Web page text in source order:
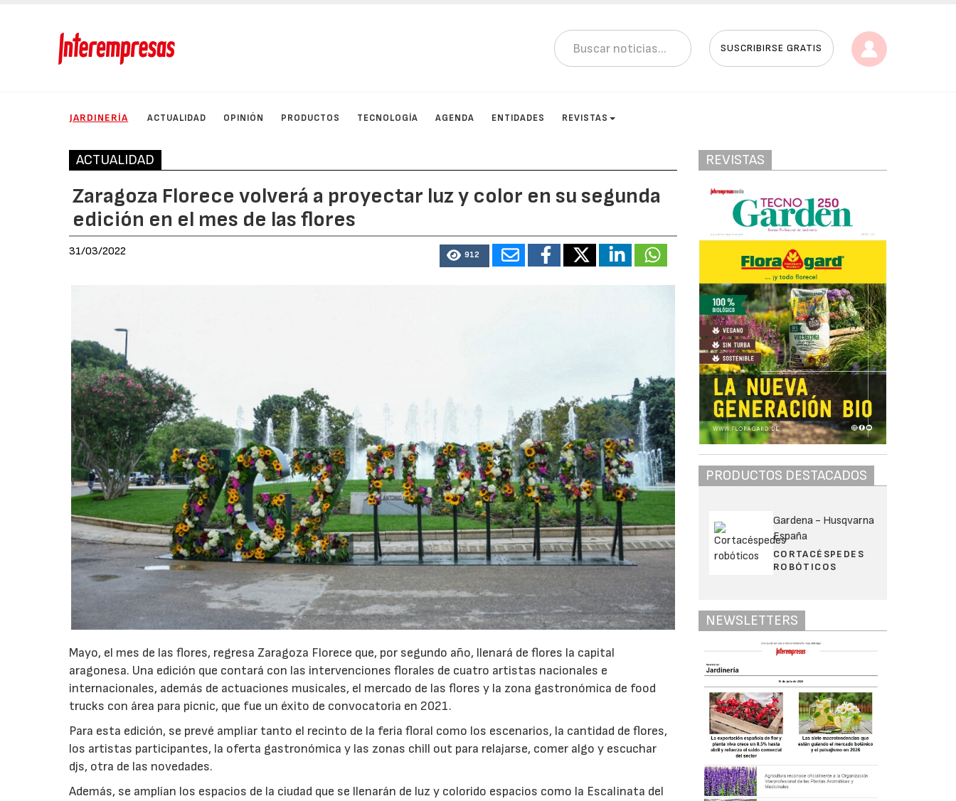
SUSCRIBIRSE GRATIS
JARDINERÍA ACTUALIDAD OPINIÓN PRODUCTOS TECNOLOGÍA AGENDA ENTIDADES REVISTAS
ACTUALIDAD
Zaragoza Florece volverá a proyectar luz y color en su segunda
edición en el mes de las flores
31/03/2022 912
Mayo, el mes de las flores, regresa Zaragoza Florece que, por segundo año, llenará de flores la capital
aragonesa. Una edición que contará con las intervenciones florales de cuatro artistas nacionales e
internacionales, además de actuaciones musicales, el mercado de las flores y la zona gastronómica de food
trucks con área para picnic, que fue un éxito de convocatoria en 2021.
Para esta edición, se prevé ampliar tanto el recinto de la feria floral como los escenarios, la cantidad de flores,
los artistas participantes, la oferta gastronómica y las zonas chill out para relajarse, comer algo y escuchar
djs, otra de las novedades.
Además, se amplían los espacios de la ciudad que se llenarán de luz y colorido espacios como la Escalinata del
REVISTAS
PRODUCTOS DESTACADOS
Gardena - Husqvarna
España
CORTACÉSPEDES
ROBÓTICOS
NEWSLETTERS